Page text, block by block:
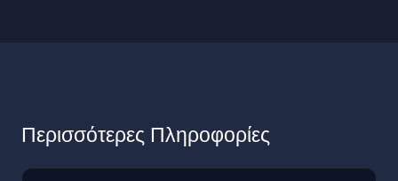
Περισσότερες Πληροφορίες